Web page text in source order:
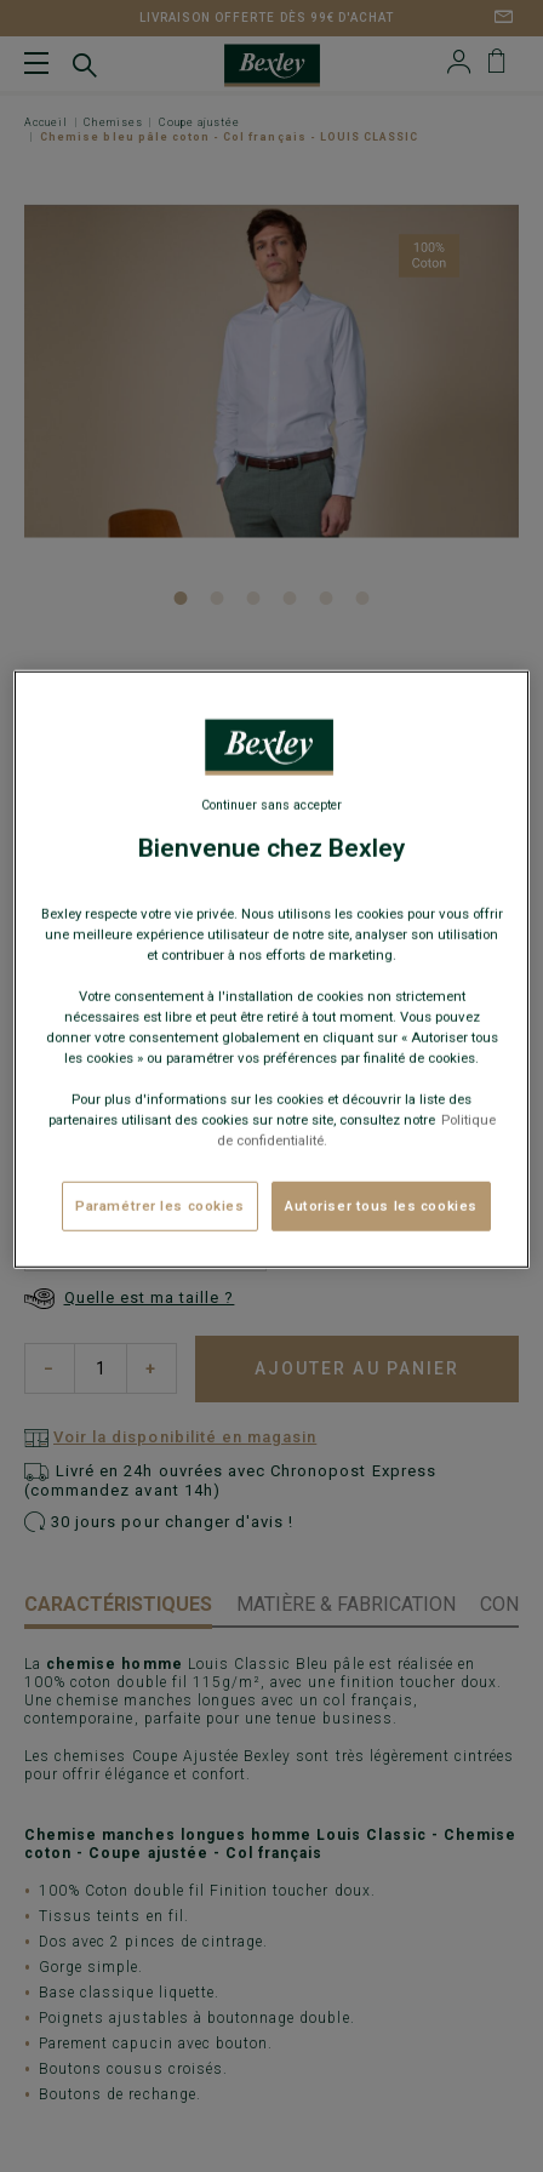
LIVRAISON OFFERTE DÈS 99€ D'ACHAT
Accueil Chemises
Coupe ajustée
Chemise bleu pâle coton - Col français - LOUIS CLASSIC
Chemise bleu pâle coton - Col français - LOUIS
119€3 chemises (39.67€ l'unité)
159€ 5 chemises (31.80€ l'unité)
Payez en plusieurs fois dès 199€ d'achat
COULEURS DISPONIBLES
Quelle est ma taille ?
− + AJOUTER AU PANIER
Voir la disponibilité en magasin
Livré en 24h ouvrées avec Chronopost Express
(commandez avant 14h)
30 jours pour changer d'avis !
CARACTÉRISTIQUES MATIÈRE & FABRICATION
La chemise homme Louis Classic Bleu pâle est réalisée en
100% coton double fil 115g/m², avec une finition toucher doux.
Une chemise manches longues avec un col français,
contemporaine, parfaite pour une tenue business.
Les chemises Coupe Ajustée Bexley sont très légèrement cintrées
pour offrir élégance et confort.
Chemise manches longues homme Louis Classic - Chemise
coton - Coupe ajustée - Col français
100% Coton double fil Finition toucher doux.
Tissus teints en fil.
Dos avec 2 pinces de cintrage.
Gorge simple.
Base classique liquette.
Poignets ajustables à boutonnage double.
Parement capucin avec bouton.
Boutons cousus croisés.
Boutons de rechange.
Bienvenue chez Bexley
Bexley respecte votre vie privée. Nous utilisons les cookies pour vous offrir
une meilleure expérience utilisateur de notre site, analyser son utilisation
et contribuer à nos efforts de marketing.
Votre consentement à l'installation de cookies non strictement
nécessaires est libre et peut être retiré à tout moment. Vous pouvez
donner votre consentement globalement en cliquant sur « Autoriser tous
les cookies » ou paramétrer vos préférences par finalité de cookies.
Pour plus d'informations sur les cookies et découvrir la liste des
partenaires utilisant des cookies sur notre site, consultez notre Politique
de confidentialité.
Paramétrer les cookies Autoriser tous les cookies
Continuer sans accepter